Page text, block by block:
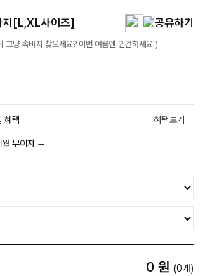
지[L,XL사이즈]
그냥 속바지 찾으세요? 이번 여름엔 인견하세요:)
혜택 혜택보기
무이자
0 원 (0개)